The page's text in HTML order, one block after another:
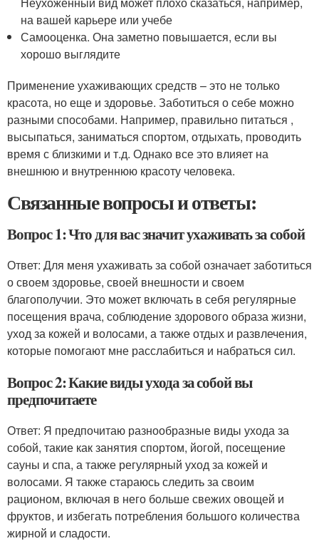
на вашей карьере или учебе
Самооценка. Она заметно повышается, если вы
хорошо выглядите
Применение ухаживающих средств – это не только
красота, но еще и здоровье. Заботиться о себе можно
разными способами. Например, правильно питаться ,
высыпаться, заниматься спортом, отдыхать, проводить
время с близкими и т.д. Однако все это влияет на
внешнюю и внутреннюю красоту человека.
Связанные вопросы и ответы:
Вопрос 1: Что для вас значит ухаживать за собой
Ответ: Для меня ухаживать за собой означает заботиться
о своем здоровье, своей внешности и своем
благополучии. Это может включать в себя регулярные
посещения врача, соблюдение здорового образа жизни,
уход за кожей и волосами, а также отдых и развлечения,
которые помогают мне расслабиться и набраться сил.
Вопрос 2: Какие виды ухода за собой вы
предпочитаете
Ответ: Я предпочитаю разнообразные виды ухода за
собой, такие как занятия спортом, йогой, посещение
сауны и спа, а также регулярный уход за кожей и
волосами. Я также стараюсь следить за своим
рационом, включая в него больше свежих овощей и
фруктов, и избегать потребления большого количества
жирной и сладости.